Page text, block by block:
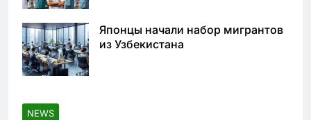
Японцы начали набор мигрантов
из Узбекистана
NEWS